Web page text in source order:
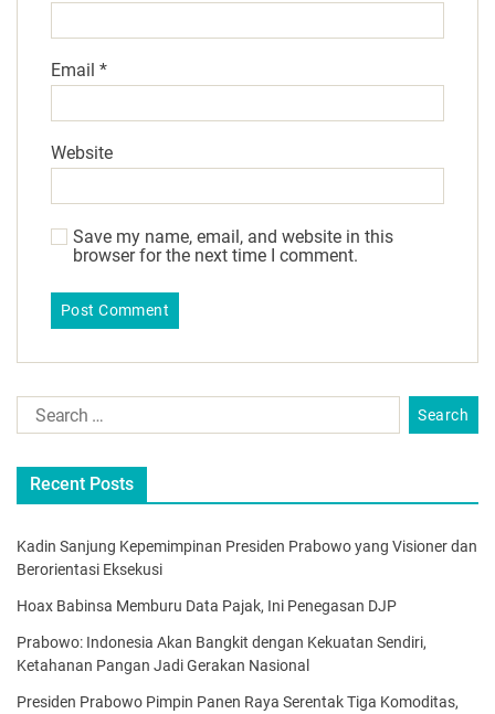
Email *
Website
Save my name, email, and website in this
browser for the next time I comment.
Recent Posts
Kadin Sanjung Kepemimpinan Presiden Prabowo yang Visioner dan
Berorientasi Eksekusi
Hoax Babinsa Memburu Data Pajak, Ini Penegasan DJP
Prabowo: Indonesia Akan Bangkit dengan Kekuatan Sendiri,
Ketahanan Pangan Jadi Gerakan Nasional
Presiden Prabowo Pimpin Panen Raya Serentak Tiga Komoditas,